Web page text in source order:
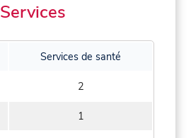
Services
Services de santé
2
1